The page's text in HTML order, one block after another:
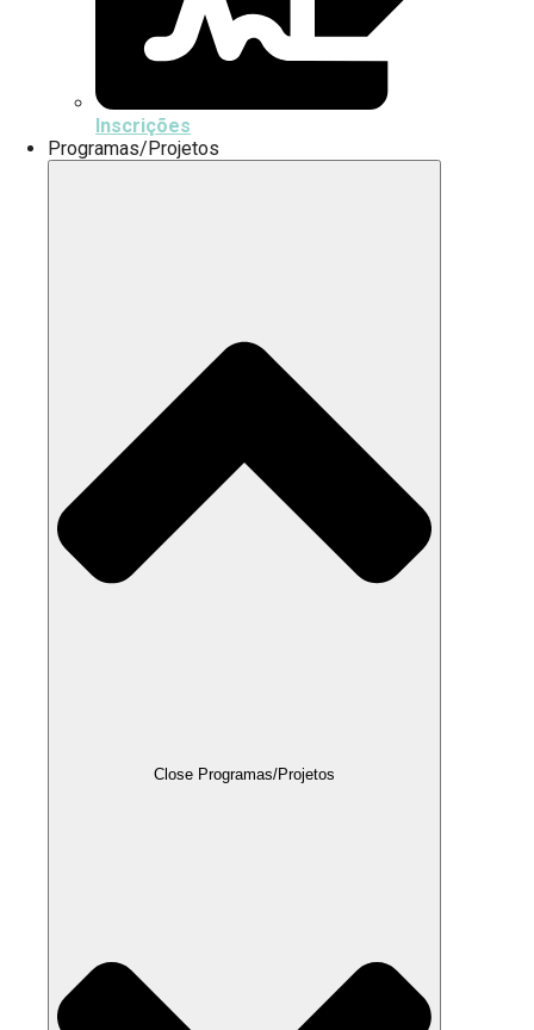
Inscrições
Programas/Projetos
Close Programas/Projetos